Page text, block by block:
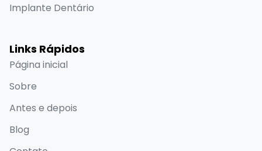
Implante Dentário
Links Rápidos
Página inicial
Sobre
Antes e depois
Blog